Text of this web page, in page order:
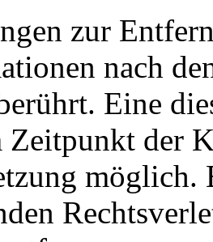
zur
nach
Eine
Zeitpunkt der
möglich.